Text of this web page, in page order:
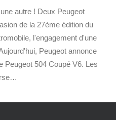
autre ! Deux Peugeot
de la 27ème édition du
l'engagement d'une
Peugeot annonce
Peugeot 504 Coupé V6. Les